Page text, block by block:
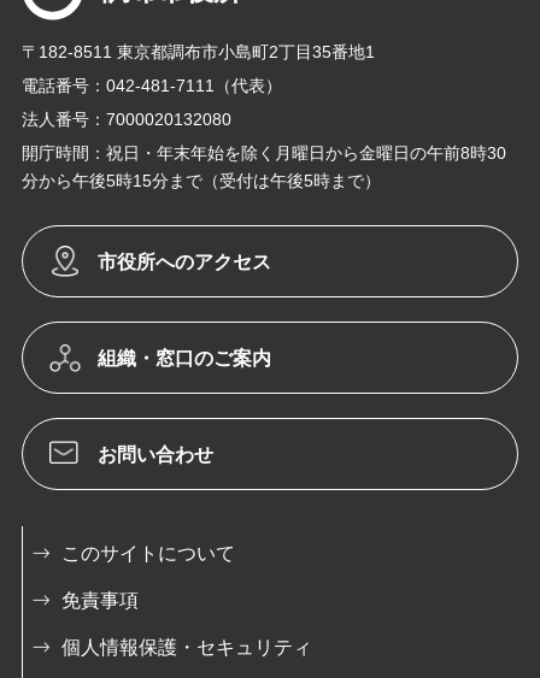
〒182-8511 東京都調布市小島町2丁目35番地1
電話番号：042-481-7111（代表）
法人番号：7000020132080
開庁時間：祝日・年末年始を除く月曜日から金曜日の午前8時30
分から午後5時15分まで（受付は午後5時まで）
市役所へのアクセス
組織・窓口のご案内
お問い合わせ
このサイトについて
免責事項
個人情報保護・セキュリティ